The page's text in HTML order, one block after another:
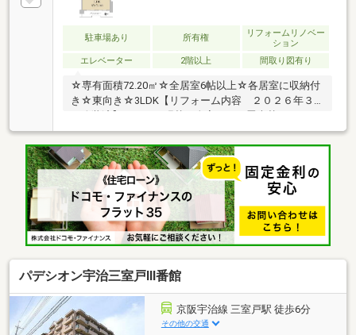
駐車場あり 所有権
リフォームリノベー
ション
エレベーター
2階以上 間取り図有り
☆専有面積72.20㎡☆全居室6帖以上☆各居室に収納付
き☆東向き☆3LDK【リフォーム内容 ２０２６年３
ペット交換（ＬＤＫ、洋室×２）・ハウスクリーニン
グ 【生活周辺施設】・谷下り児童遊園まで約30m
徒歩1分・セブンイレブン宇治三室戸店まで約190ｍ
徒歩3分・京都銀行三室戸支店まで約260ｍ 徒歩4分・
ウエルシアダックス宇治三室戸店まで約410ｍ 徒歩6
分・フレンドマート宇治莵道店まで約540ｍ 徒歩7分
パデシオン宇治三室戸Ⅲ番館
京阪宇治線 三室戸駅 徒歩6分
その他の交通